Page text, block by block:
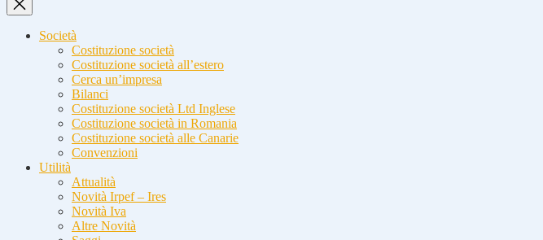
Società
Costituzione società
Costituzione società all’estero
Cerca un’impresa
Bilanci
Costituzione società Ltd Inglese
Costituzione società in Romania
Costituzione società alle Canarie
Convenzioni
Utilità
Attualità
Novità Irpef – Ires
Novità Iva
Altre Novità